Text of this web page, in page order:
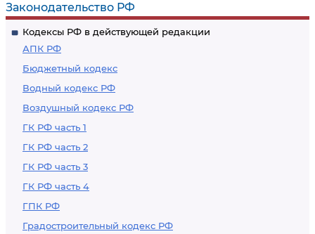
Законодательство РФ
Кодексы РФ в действующей редакции
АПК РФ
Бюджетный кодекс
Водный кодекс РФ
Воздушный кодекс РФ
ГК РФ часть 1
ГК РФ часть 2
ГК РФ часть 3
ГК РФ часть 4
ГПК РФ
Градостроительный кодекс РФ